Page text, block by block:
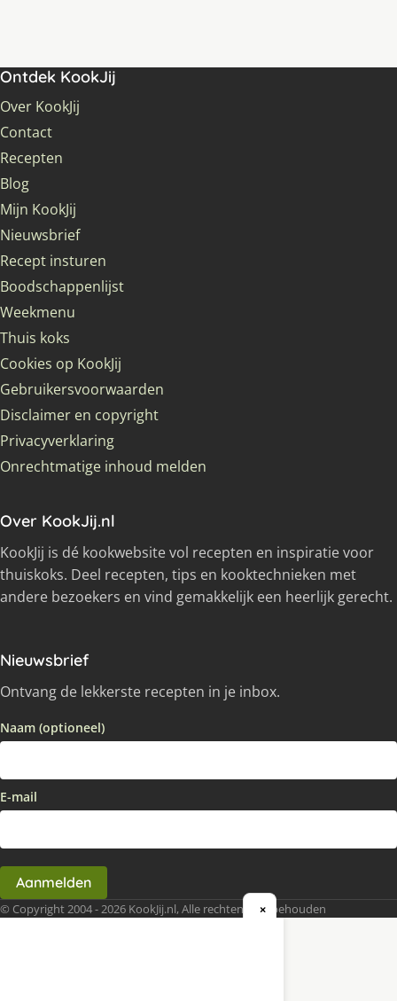
Ontdek KookJij
Over KookJij
Contact
Recepten
Blog
Mijn KookJij
Nieuwsbrief
Recept insturen
Boodschappenlijst
Weekmenu
Thuis koks
Cookies op KookJij
Gebruikersvoorwaarden
Disclaimer en copyright
Privacyverklaring
Onrechtmatige inhoud melden
Over KookJij.nl
KookJij is dé kookwebsite vol recepten en inspiratie voor
thuiskoks. Deel recepten, tips en kooktechnieken met
andere bezoekers en vind gemakkelijk een heerlijk gerecht.
Nieuwsbrief
Ontvang de lekkerste recepten in je inbox.
Naam (optioneel)
E-mail
Aanmelden
© Copyright 2004 - 2026 KookJij.nl, Alle rechten voorbehouden
×